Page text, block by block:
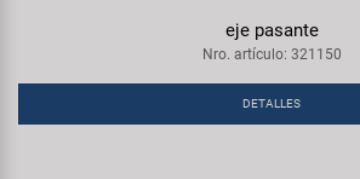
eje pasante
Nro. artículo: 321150
DETALLES